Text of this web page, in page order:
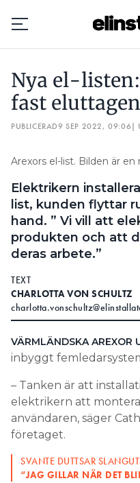
Prenumerera
Hantera
Lediga jobb
Annonsera
Läs E-
Kontakt
Personuppgifter
SEARCH
Nya el-
fast
PUBLICERAD9 SEP 2022, 09:06|
Arexors el-list. Bilden är en
Elektrikern
list, kunden flyttar
hand. ” Vi vill att
produkten och att
deras arbete.”
TEXT
CHARLOTTA VON SCHULTZ
VÄRMLÄNDSKA AREXOR
inbyggt
– Tanken är att
elektrikern att
användaren, säger
företaget.
SVANTE DUTTSAR
“JAG GILLAR NÄR DET